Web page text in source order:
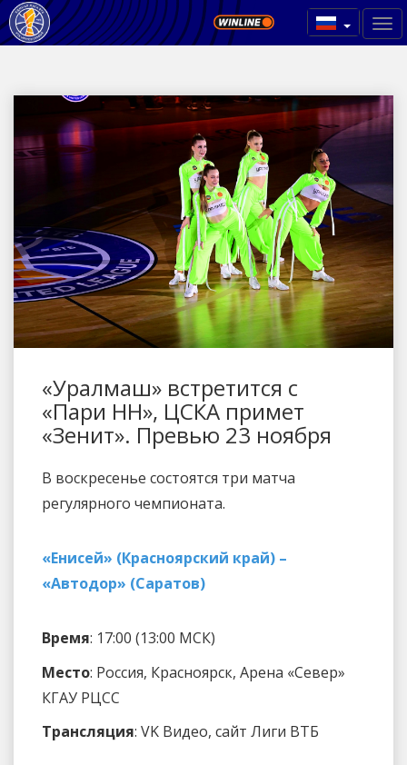
«Уралмаш» встретится с
«Пари НН», ЦСКА примет
«Зенит». Превью 23 ноября
В воскресенье состоятся три матча
регулярного чемпионата.
«Енисей» (Красноярский край) –
«Автодор» (Саратов)
Время: 17:00 (13:00 МСК)
Место: Россия, Красноярск, Арена «Север»
КГАУ РЦСС
Трансляция: VK Видео, сайт Лиги ВТБ